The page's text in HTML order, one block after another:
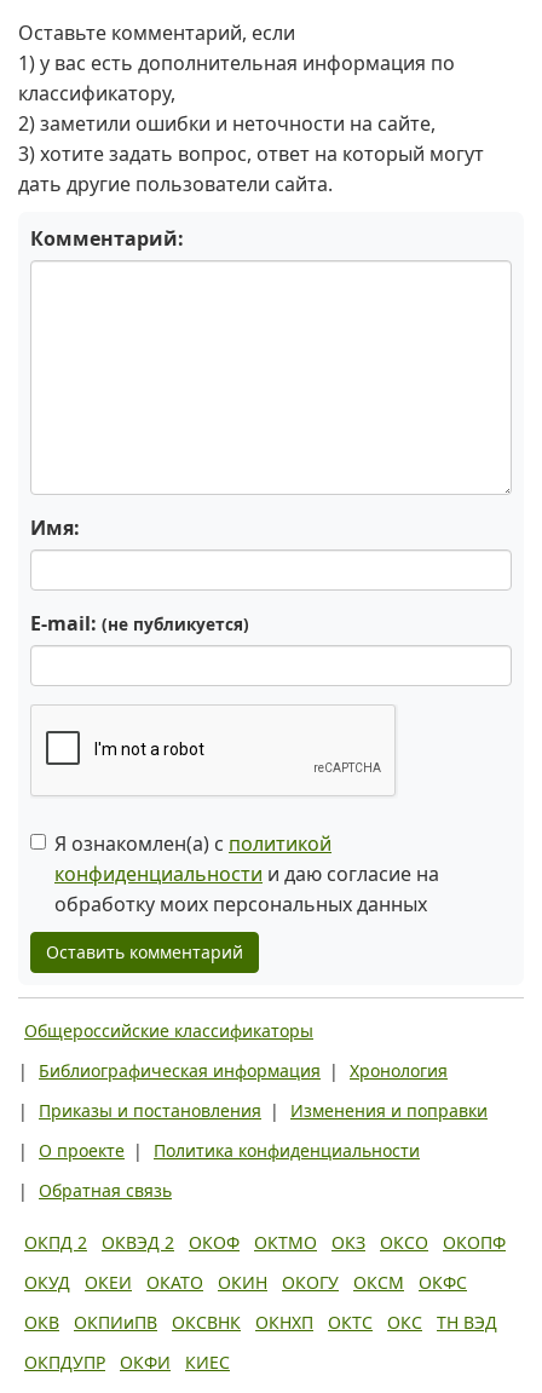
Оставьте комментарий, если
1) у вас есть дополнительная информация по
классификатору,
2) заметили ошибки и неточности на сайте,
3) хотите задать вопрос, ответ на который могут
дать другие пользователи сайта.
Комментарий:
Имя:
E-mail: (не публикуется)
Я ознакомлен(а) с политикой
конфиденциальности и даю согласие на
обработку моих персональных данных
Оставить комментарий
Общероссийские классификаторы
|
Библиографическая информация |
Хронология
|
Приказы и постановления |
Изменения и поправки
|
О проекте |
Политика конфиденциальности
|
Обратная связь
ОКПД 2 ОКВЭД 2 ОКОФ ОКТМО ОКЗ ОКСО
ОКОПФ
ОКУД
ОКЕИ ОКАТО ОКИН ОКОГУ ОКСМ
ОКФС
ОКВ
ОКПИиПВ ОКСВНК ОКНХП ОКТС ОКС
ТН ВЭД
ОКПДУПР
ОКФИ КИЕС